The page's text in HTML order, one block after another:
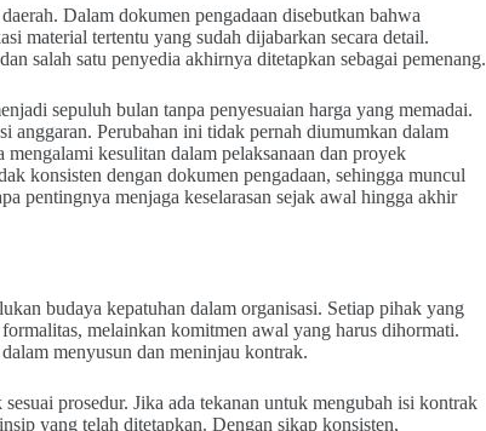
Dalam dokumen pengadaan disebutkan bahwa
material tertentu yang sudah dijabarkan secara detail.
salah satu penyedia akhirnya ditetapkan sebagai pemenang.
sepuluh bulan tanpa penyesuaian harga yang memadai.
anggaran. Perubahan ini tidak pernah diumumkan dalam
kesulitan dalam pelaksanaan dan proyek
konsisten dengan dokumen pengadaan, sehingga muncul
pentingnya menjaga keselarasan sejak awal hingga akhir
budaya kepatuhan dalam organisasi. Setiap pihak yang
melainkan komitmen awal yang harus dihormati.
menyusun dan meninjau kontrak.
prosedur. Jika ada tekanan untuk mengubah isi kontrak
yang telah ditetapkan. Dengan sikap konsisten,